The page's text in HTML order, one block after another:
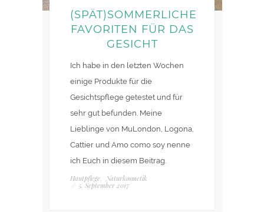
(SPÄT)SOMMERLICHE
FAVORITEN FÜR DAS
GESICHT
Ich habe in den letzten Wochen
einige Produkte für die
Gesichtspflege getestet und für
sehr gut befunden. Meine
Lieblinge von MuLondon, Logona,
Cattier und Amo como soy nenne
ich Euch in diesem Beitrag.
Hautpflege, Naturkosmetik
/ 5. September 2017